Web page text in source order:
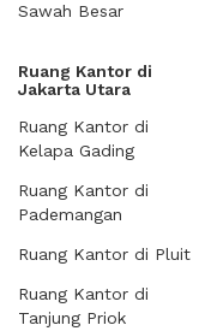
Sawah Besar
Ruang Kantor di
Jakarta Utara
Ruang Kantor di
Kelapa Gading
Ruang Kantor di
Pademangan
Ruang Kantor di Pluit
Ruang Kantor di
Tanjung Priok